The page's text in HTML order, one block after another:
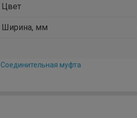
Цвет
Ширина, мм
Соединительная муфта